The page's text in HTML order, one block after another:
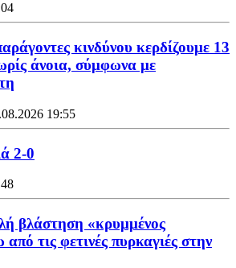
κινδύνου κερδίζουμε 13
άνοια, σύμφωνα με
19:55
2-0
βλάστηση «κρυμμένος
τις φετινές πυρκαγιές στην